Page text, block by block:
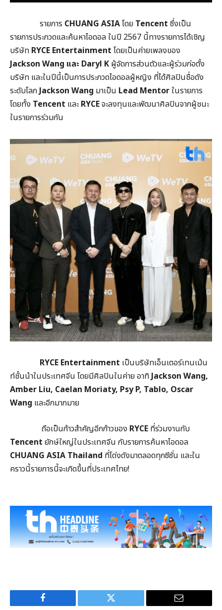
รายการ CHUANG ASIAโดย Tencent ซึ่งเป็น
รายการประกวดและค้นหาไอดอล ในปี 2567 นี้ทางรายการได้เชิญ
บริษัท RYCE Entertainment โดยเป็นค่ายเพลงของ
Jackson Wang และ Daryl K ผู้จัดการส่วนตัวและผู้ร่วมก่อตั้ง
บริษัท และในปีนี้เป็นการประกวดไอดอลผู้หญิง ที่ได้ศิลปินชื่อดัง
ระดับโลกJackson Wang มาเป็น Lead Mentorในรายการ
โดยทั้ง Tencent และRYCEจะลงทุนและพัฒนาศิลปินจากผู้ชนะ
ในรายการร่วมกัน
RYCE Entertainment เป็นบริษัทเอ็นเตอร์เทนเม้น
ท์ชั้นนำในประเทศจีน โดยมีศิลปินในค่าย อาทิJackson Wang,
Amber Liu, Caelan Moriaty, Psy P, Tablo, Oscar
Wang และอีกมากมาย
ถือเป็นก้าวสำคัญอีกก้าวของ RYCE ที่ร่วมงานกับ
Tencent ยักษ์ใหญ่ในประเทศจีน กับรายการค้นหาไอดอล
CHUANG ASIA Thailand ที่โด่งดังมาตลอดทุกซีซั่น และใน
คราวนี้รายการนี้จะเกิดขึ้นที่ประเทศไทย!
Facebook Twitter Email